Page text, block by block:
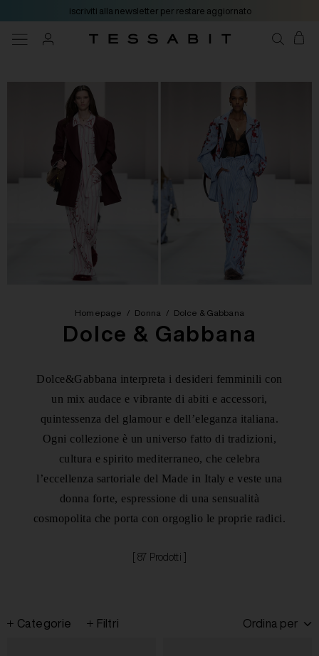
iscriviti alla newsletter per restare aggiornato
Homepage / Donna / Dolce & Gabbana
Dolce & Gabbana
Dolce&Gabbana interpreta i desideri femminili con
un mix audace e vibrante di abiti e accessori,
quintessenza del glamour e dell’eleganza italiana.
Ogni collezione è un universo fatto di tradizioni,
cultura e spirito mediterraneo, che celebra
l’eccellenza sartoriale del Made in Italy e veste una
donna forte, espressione di una sensualità
cosmopolita che porta con orgoglio le proprie radici.
[ 87 Prodotti ]
Categorie Filtri Ordina per